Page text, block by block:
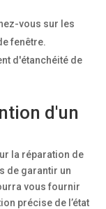
vous sur les
fenêtre.
d'étanchéité de
d'un
la réparation de
de garantir un
vous fournir
précise de l’état